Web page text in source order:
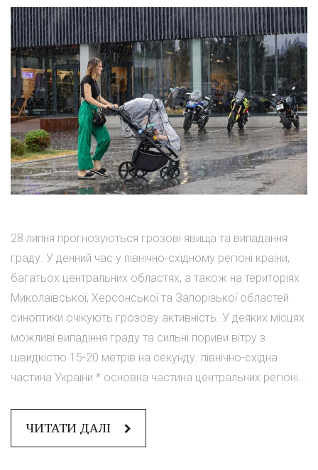
28 липня прогнозуються грозові явища та випадання
граду. У денний час у північно-східному регіоні країни,
багатьох центральних областях, а також на територіях
Миколаївської, Херсонської та Запорізької областей
синоптики очікують грозову активність. У деяких місцях
можливі випадіння граду та сильні пориви вітру з
швидкістю 15-20 метрів на секунду. північно-східна
частина України * основна частина центральних регіоні...
ЧИТАТИ ДАЛІ